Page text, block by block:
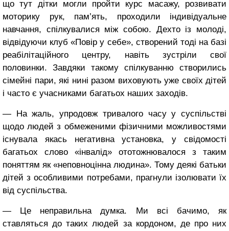
що тут дітки могли пройти курс масажу, розвивати
моторику рук, пам’ять, проходили індивідуальне
навчання, спілкувалися між собою. Дехто із молоді,
відвідуючи клуб «Повір у себе», створений тоді на базі
реабілітаційного центру, навіть зустріли свої
половинки. Завдяки такому спілкуванню створились
сімейні пари, які нині разом виховують уже своїх дітей
і часто є учасниками багатьох наших заходів.
― На жаль, упродовж тривалого часу у суспільстві
щодо людей з обмеженими фізичними можливостями
існувала якась негативна установка, у свідомості
багатьох слово «інвалід» ототожнювалося з таким
поняттям як «неповноцінна людина». Тому деякі батьки
дітей з особливими потребами, прагнули ізолювати їх
від суспільства.
― Це неправильна думка. Ми всі бачимо, як
ставляться до таких людей за кордоном, де про них